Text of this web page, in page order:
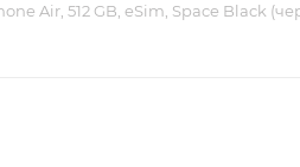
Air, 512 GB, eSim, Space Black